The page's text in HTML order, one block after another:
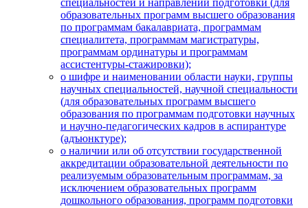
образовательных программ высшего образования
по программам бакалавриата, программам
специалитета, программам магистратуры,
программам ординатуры и программам
ассистентуры-стажировки);
о шифре и наименовании области науки, группы
научных специальностей, научной специальности
(для образовательных программ высшего
образования по программам подготовки научных
и научно-педагогических кадров в аспирантуре
(адъюнктуре);
о наличии или об отсутствии государственной
аккредитации образовательной деятельности по
реализуемым образовательным программам, за
исключением образовательных программ
дошкольного образования, программ подготовки